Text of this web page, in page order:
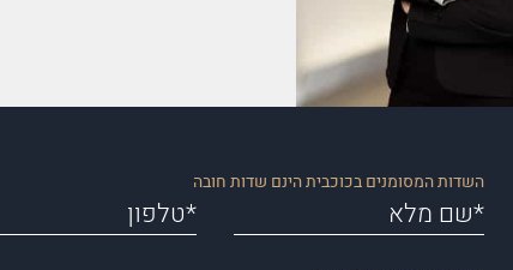
השדות המסומנים בכוכבית הינם שדות חובה